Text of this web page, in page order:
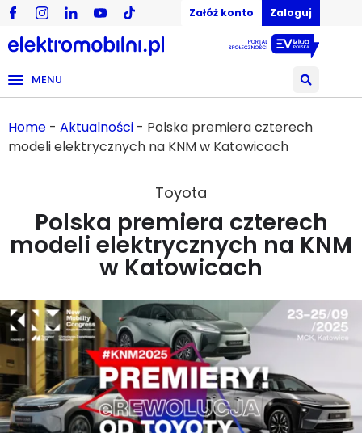
Załóż konto Zaloguj
MENU
Home - Aktualności - Polska premiera czterech
modeli elektrycznych na KNM w Katowicach
Toyota
Polska premiera czterech
modeli elektrycznych na KNM
w Katowicach